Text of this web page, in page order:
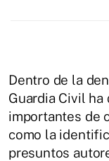
Dentro de la
Guardia Civil
importantes de
como la
presuntos